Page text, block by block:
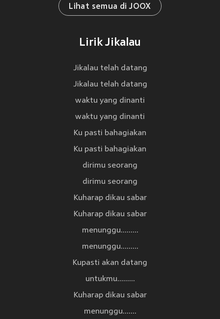
Lihat semua di JOOX
Lirik Jikalau
Jikalau telah datang
Jikalau telah datang
waktu yang dinanti
waktu yang dinanti
Ku pasti bahagiakan
Ku pasti bahagiakan
dirimu seorang
dirimu seorang
Kuharap dikau sabar
Kuharap dikau sabar
menunggu.........
menunggu.........
Kupasti akan datang
untukmu.........
Kuharap dikau sabar
menunggu.......